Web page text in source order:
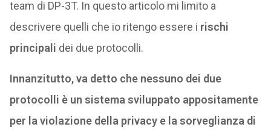
team di DP-3T. In questo articolo mi limito a
descrivere quelli che io ritengo essere i rischi
principali dei due protocolli.
Innanzitutto, va detto che nessuno dei due
protocolli è un sistema sviluppato appositamente
per la violazione della privacy e la sorveglianza di